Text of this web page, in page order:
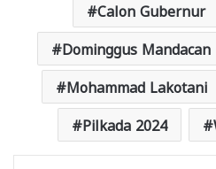
Calon Gubernur
Dominggus Mandacan
Mohammad Lakotani
Pilkada 2024